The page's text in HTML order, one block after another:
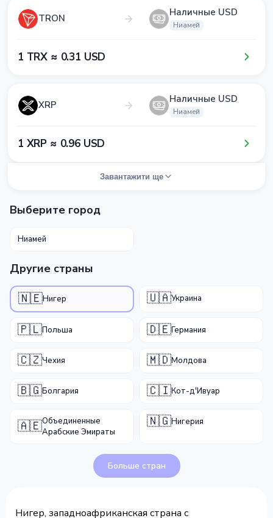
TRON Наличные USD
Ниамей
1​ TRX ≈ 0​.3​1​ USD
XRP Наличные USD
Ниамей
1​ XRP ≈ 0​.9​6​ USD
Завантажити ще
Выберите город
Ниамей
Другие страны
🇳🇪Нигер 🇺🇦Украина
🇵🇱Польша 🇩🇪Германия
🇨🇿Чехия 🇲🇩Молдова
🇧🇬Болгария 🇨🇮Кот-д'Ивуар
🇦🇪Объединенные
Арабские Эмираты
🇳🇬Нигерия
Больше стран
Нигер, западноафриканская страна с